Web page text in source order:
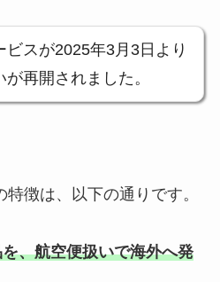
ビスが2025年3月3日より
が再開されました。
徴は、以下の通りです。
、航空便扱いで海外へ発